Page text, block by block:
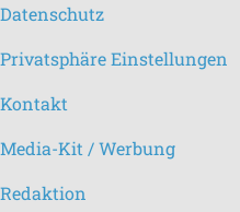
Datenschutz
Privatsphäre Einstellungen
Kontakt
Media-Kit / Werbung
Redaktion